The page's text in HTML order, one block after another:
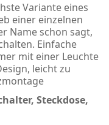
Variante eines
einer einzelnen
Name schon sagt,
Einfache
mit einer Leuchte
leicht zu
Steckdose,